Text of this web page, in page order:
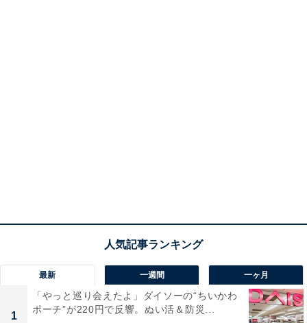
最新 一週間 一ヶ月
1
「やっと巡り会えたよ」ダイソーの“ちいかわ
ポーチ”が220円で反響。ぬい活＆防災...